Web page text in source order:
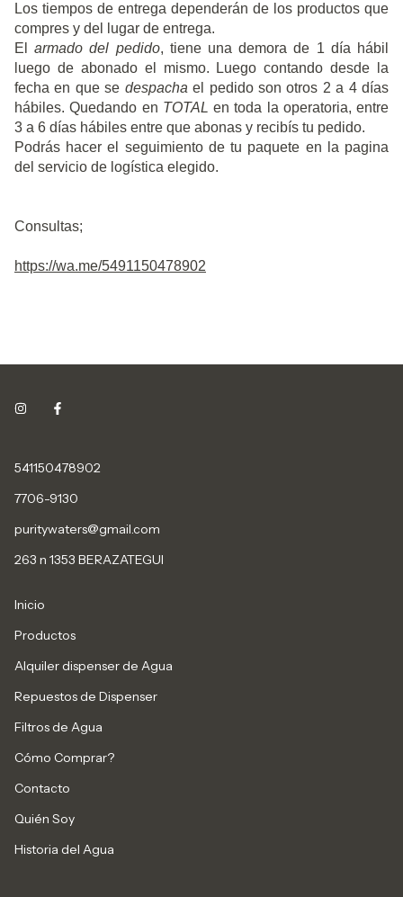
Los tiempos de entrega dependerán de los productos que
compres y del lugar de entrega.
Elarmado del pedido, tiene una demora de 1 día hábil
luego de abonado el mismo. Luego contando desde la
fecha en que se despacha el pedido son otros 2 a 4 días
hábiles. Quedando en TOTAL en toda la operatoria, entre
3 a 6 días hábiles entre que abonas y recibís tu pedido.
Podrás hacer el seguimiento de tu paquete en la pagina
del servicio de logística elegido.
Consultas;
https://wa.me/5491150478902
541150478902
7706-9130
puritywaters@gmail.com
263 n 1353 BERAZATEGUI
Inicio
Productos
Alquiler dispenser de Agua
Repuestos de Dispenser
Filtros de Agua
Cómo Comprar?
Contacto
Quién Soy
Historia del Agua